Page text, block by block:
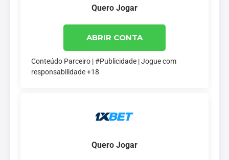
Quero Jogar
ABRIR CONTA
Conteúdo Parceiro | #Publicidade | Jogue com
responsabilidade +18
Quero Jogar